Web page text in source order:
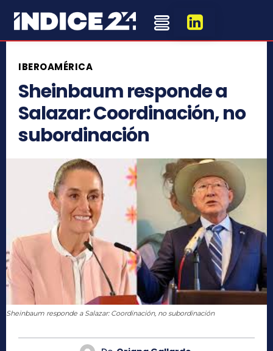
IBEROAMÉRICA
Sheinbaum responde a
Salazar: Coordinación, no
subordinación
Sheinbaum responde a Salazar: Coordinación, no subordinación